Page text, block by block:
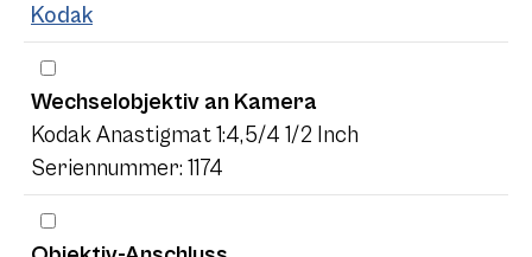
Kodak
Wechselobjektiv an Kamera
Kodak Anastigmat 1:4,5/4 1/2 Inch
Seriennummer: 1174